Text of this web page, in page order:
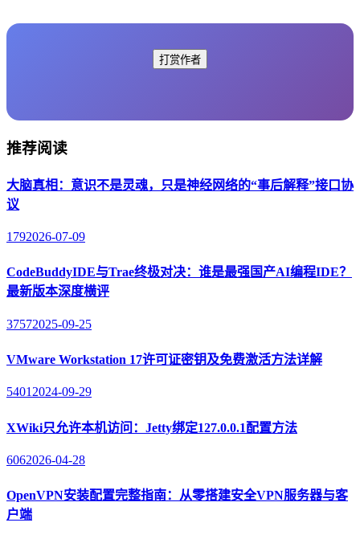
打赏作者
推荐阅读
大脑真相：意识不是灵魂，只是神经网络的“事后解释”接口协
议
1792026-07-09
CodeBuddyIDE与Trae终极对决：谁是最强国产AI编程IDE？
最新版本深度横评
37572025-09-25
VMware Workstation 17许可证密钥及免费激活方法详解
5401 2024-09-29
XWiki只允许本机访问：Jetty绑定127.0.0.1配置方法
6062026-04-28
OpenVPN安装配置完整指南：从零搭建安全VPN服务器与客
户端